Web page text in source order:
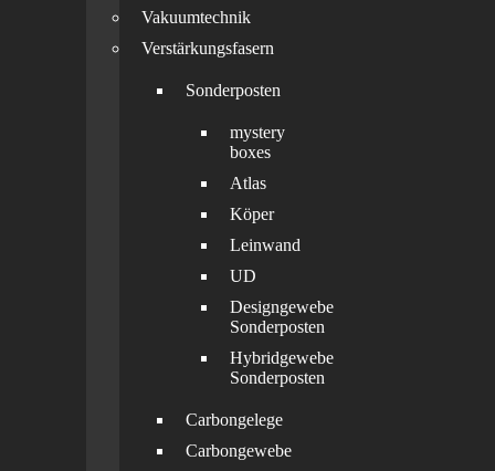
Vakuumtechnik
Verstärkungsfasern
Sonderposten
mystery
boxes
Atlas
Köper
Leinwand
UD
Designgewebe
Sonderposten
Hybridgewebe
Sonderposten
Carbongelege
Carbongewebe